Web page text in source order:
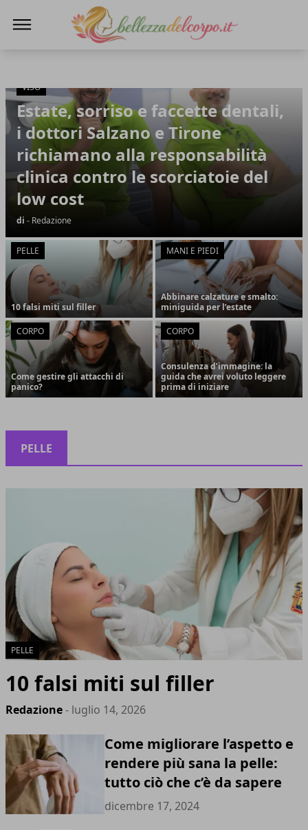
Articoli in Evidenza
VISO
Estate, sorriso e faccette dentali,
i dottori Salzano e Tirone
richiamano alla responsabilità
clinica contro le scorciatoie del
low cost
di - Redazione
PELLE
10 falsi miti sul filler
MANI E PIEDI
Abbinare calzature e smalto:
miniguida per l’estate
CORPO
Come gestire gli attacchi di
panico?
CORPO
Consulenza d’immagine: la
guida che avrei voluto leggere
prima di iniziare
PELLE
PELLE
10 falsi miti sul filler
Redazione- luglio 14, 2026
Come migliorare l’aspetto e
rendere più sana la pelle:
tutto ciò che c’è da sapere
dicembre 17, 2024